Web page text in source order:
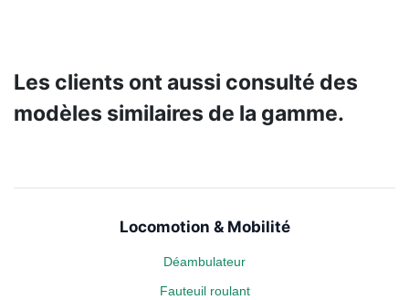
Les clients ont aussi consulté des
modèles similaires de la gamme.
Locomotion & Mobilité
Déambulateur
Fauteuil roulant